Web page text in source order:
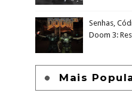
Senhas,
Doom 3:
Mais